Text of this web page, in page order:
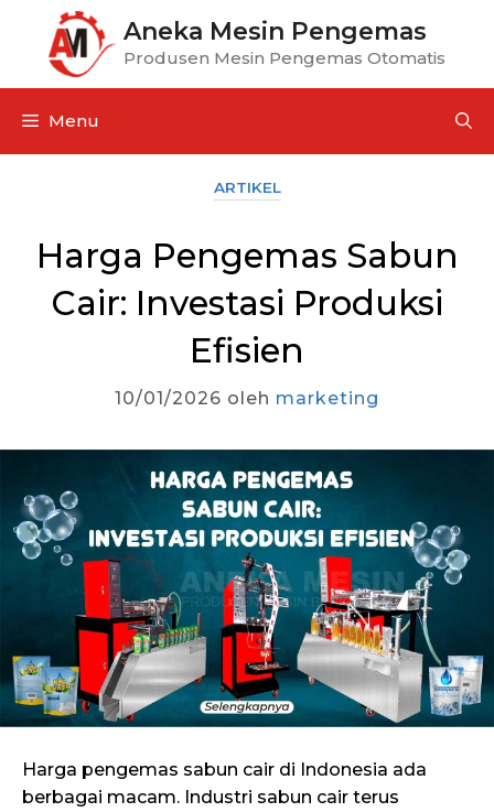
Aneka Mesin Pengemas
Produsen Mesin Pengemas Otomatis
Menu
ARTIKEL
Harga Pengemas Sabun
Cair: Investasi Produksi
Efisien
10/01/2026 oleh marketing
Harga pengemas sabun cair di Indonesia ada
berbagai macam. Industri sabun cair terus